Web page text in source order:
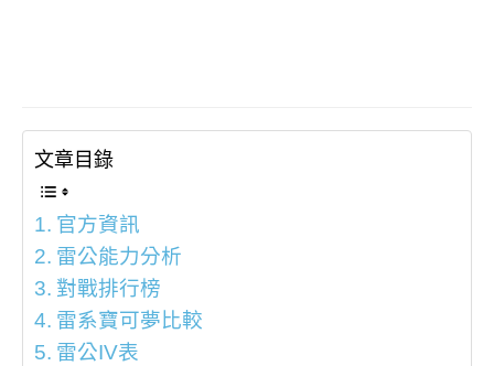
文章目錄
官方資訊
雷公能力分析
對戰排行榜
雷系寶可夢比較
雷公IV表